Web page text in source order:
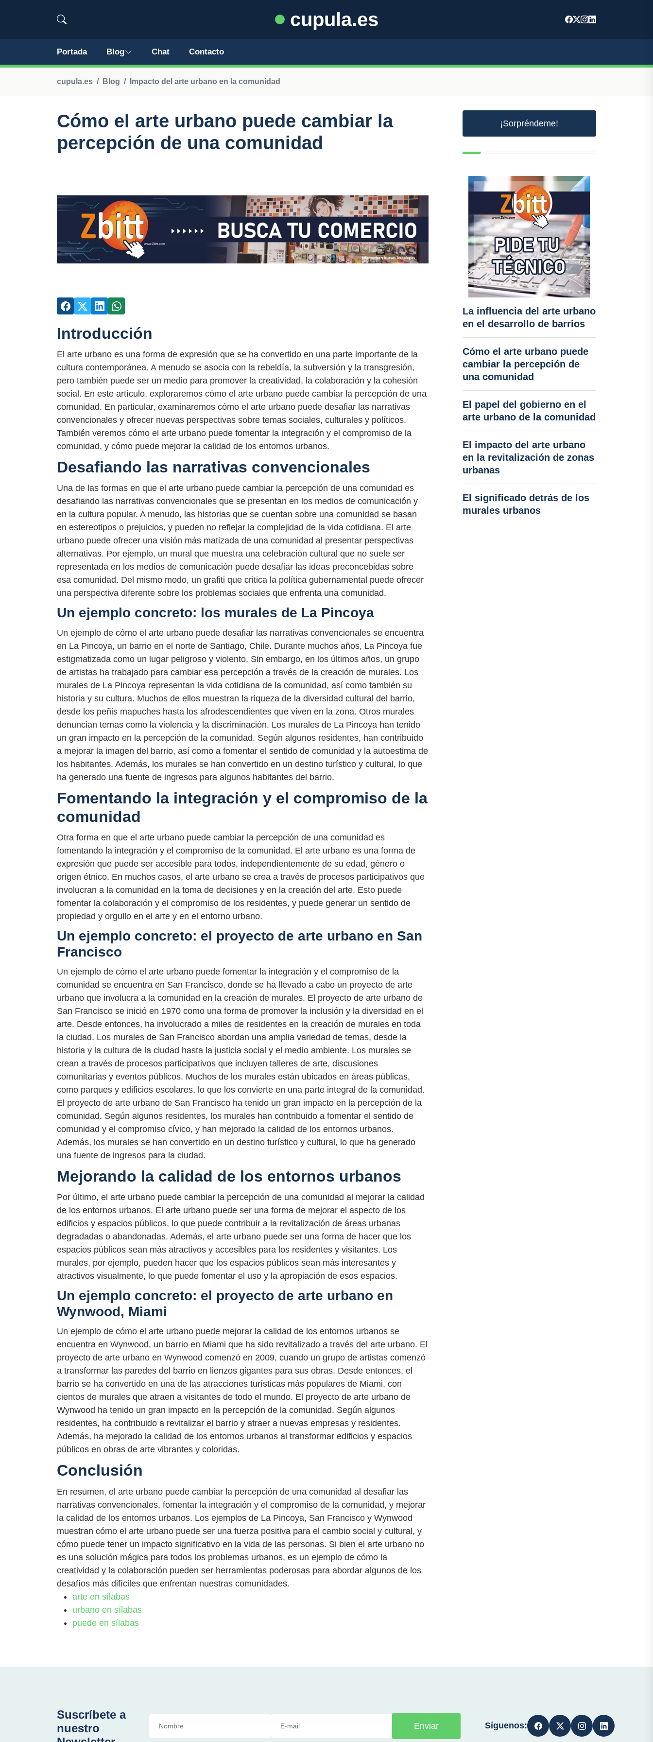
cupula.es
Portada Blog Chat Contacto
cupula.es Blog Impacto del arte urbano en la comunidad
Cómo el arte urbano puede cambiar la
percepción de una comunidad
Introducción
El arte urbano es una forma de expresión que se ha convertido en una parte importante de la
cultura contemporánea. A menudo se asocia con la rebeldía, la subversión y la transgresión,
pero también puede ser un medio para promover la creatividad, la colaboración y la cohesión
social. En este artículo, exploraremos cómo el arte urbano puede cambiar la percepción de una
comunidad. En particular, examinaremos cómo el arte urbano puede desafiar las narrativas
convencionales y ofrecer nuevas perspectivas sobre temas sociales, culturales y políticos.
También veremos cómo el arte urbano puede fomentar la integración y el compromiso de la
comunidad, y cómo puede mejorar la calidad de los entornos urbanos.
Desafiando las narrativas convencionales
Una de las formas en que el arte urbano puede cambiar la percepción de una comunidad es
desafiando las narrativas convencionales que se presentan en los medios de comunicación y
en la cultura popular. A menudo, las historias que se cuentan sobre una comunidad se basan
en estereotipos o prejuicios, y pueden no reflejar la complejidad de la vida cotidiana. El arte
urbano puede ofrecer una visión más matizada de una comunidad al presentar perspectivas
alternativas. Por ejemplo, un mural que muestra una celebración cultural que no suele ser
representada en los medios de comunicación puede desafiar las ideas preconcebidas sobre
esa comunidad. Del mismo modo, un grafiti que critica la política gubernamental puede ofrecer
una perspectiva diferente sobre los problemas sociales que enfrenta una comunidad.
Un ejemplo concreto: los murales de La Pincoya
Un ejemplo de cómo el arte urbano puede desafiar las narrativas convencionales se encuentra
en La Pincoya, un barrio en el norte de Santiago, Chile. Durante muchos años, La Pincoya fue
estigmatizada como un lugar peligroso y violento. Sin embargo, en los últimos años, un grupo
de artistas ha trabajado para cambiar esa percepción a través de la creación de murales. Los
murales de La Pincoya representan la vida cotidiana de la comunidad, así como también su
historia y su cultura. Muchos de ellos muestran la riqueza de la diversidad cultural del barrio,
desde los peñis mapuches hasta los afrodescendientes que viven en la zona. Otros murales
denuncian temas como la violencia y la discriminación. Los murales de La Pincoya han tenido
un gran impacto en la percepción de la comunidad. Según algunos residentes, han contribuido
a mejorar la imagen del barrio, así como a fomentar el sentido de comunidad y la autoestima de
los habitantes. Además, los murales se han convertido en un destino turístico y cultural, lo que
ha generado una fuente de ingresos para algunos habitantes del barrio.
Fomentando la integración y el compromiso de la
comunidad
Otra forma en que el arte urbano puede cambiar la percepción de una comunidad es
fomentando la integración y el compromiso de la comunidad. El arte urbano es una forma de
expresión que puede ser accesible para todos, independientemente de su edad, género o
origen étnico. En muchos casos, el arte urbano se crea a través de procesos participativos que
involucran a la comunidad en la toma de decisiones y en la creación del arte. Esto puede
fomentar la colaboración y el compromiso de los residentes, y puede generar un sentido de
propiedad y orgullo en el arte y en el entorno urbano.
Un ejemplo concreto: el proyecto de arte urbano en San
Francisco
Un ejemplo de cómo el arte urbano puede fomentar la integración y el compromiso de la
comunidad se encuentra en San Francisco, donde se ha llevado a cabo un proyecto de arte
urbano que involucra a la comunidad en la creación de murales. El proyecto de arte urbano de
San Francisco se inició en 1970 como una forma de promover la inclusión y la diversidad en el
arte. Desde entonces, ha involucrado a miles de residentes en la creación de murales en toda
la ciudad. Los murales de San Francisco abordan una amplia variedad de temas, desde la
historia y la cultura de la ciudad hasta la justicia social y el medio ambiente. Los murales se
crean a través de procesos participativos que incluyen talleres de arte, discusiones
comunitarias y eventos públicos. Muchos de los murales están ubicados en áreas públicas,
como parques y edificios escolares, lo que los convierte en una parte integral de la comunidad.
El proyecto de arte urbano de San Francisco ha tenido un gran impacto en la percepción de la
comunidad. Según algunos residentes, los murales han contribuido a fomentar el sentido de
comunidad y el compromiso cívico, y han mejorado la calidad de los entornos urbanos.
Además, los murales se han convertido en un destino turístico y cultural, lo que ha generado
una fuente de ingresos para la ciudad.
Mejorando la calidad de los entornos urbanos
Por último, el arte urbano puede cambiar la percepción de una comunidad al mejorar la calidad
de los entornos urbanos. El arte urbano puede ser una forma de mejorar el aspecto de los
edificios y espacios públicos, lo que puede contribuir a la revitalización de áreas urbanas
degradadas o abandonadas. Además, el arte urbano puede ser una forma de hacer que los
espacios públicos sean más atractivos y accesibles para los residentes y visitantes. Los
murales, por ejemplo, pueden hacer que los espacios públicos sean más interesantes y
atractivos visualmente, lo que puede fomentar el uso y la apropiación de esos espacios.
Un ejemplo concreto: el proyecto de arte urbano en
Wynwood, Miami
Un ejemplo de cómo el arte urbano puede mejorar la calidad de los entornos urbanos se
encuentra en Wynwood, un barrio en Miami que ha sido revitalizado a través del arte urbano. El
proyecto de arte urbano en Wynwood comenzó en 2009, cuando un grupo de artistas comenzó
a transformar las paredes del barrio en lienzos gigantes para sus obras. Desde entonces, el
barrio se ha convertido en una de las atracciones turísticas más populares de Miami, con
cientos de murales que atraen a visitantes de todo el mundo. El proyecto de arte urbano de
Wynwood ha tenido un gran impacto en la percepción de la comunidad. Según algunos
residentes, ha contribuido a revitalizar el barrio y atraer a nuevas empresas y residentes.
Además, ha mejorado la calidad de los entornos urbanos al transformar edificios y espacios
públicos en obras de arte vibrantes y coloridas.
Conclusión
En resumen, el arte urbano puede cambiar la percepción de una comunidad al desafiar las
narrativas convencionales, fomentar la integración y el compromiso de la comunidad, y mejorar
la calidad de los entornos urbanos. Los ejemplos de La Pincoya, San Francisco y Wynwood
muestran cómo el arte urbano puede ser una fuerza positiva para el cambio social y cultural, y
cómo puede tener un impacto significativo en la vida de las personas. Si bien el arte urbano no
es una solución mágica para todos los problemas urbanos, es un ejemplo de cómo la
creatividad y la colaboración pueden ser herramientas poderosas para abordar algunos de los
desafíos más difíciles que enfrentan nuestras comunidades.
arte en sílabas
urbano en sílabas
puede en sílabas
¡Sorpréndeme!
La influencia del arte urbano
en el desarrollo de barrios
Cómo el arte urbano puede
cambiar la percepción de
una comunidad
El papel del gobierno en el
arte urbano de la comunidad
El impacto del arte urbano
en la revitalización de zonas
urbanas
El significado detrás de los
murales urbanos
Suscríbete a
nuestro
Enviar Síguenos: